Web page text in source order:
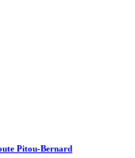
Pitou-Bernard